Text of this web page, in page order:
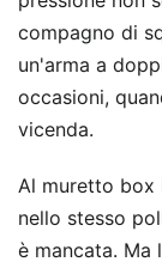
compagno di
un'arma a
occasioni,
vicenda.
Al muretto box
nello stesso
è mancata. Ma